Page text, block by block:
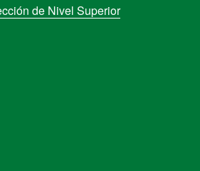
de Nivel Superior